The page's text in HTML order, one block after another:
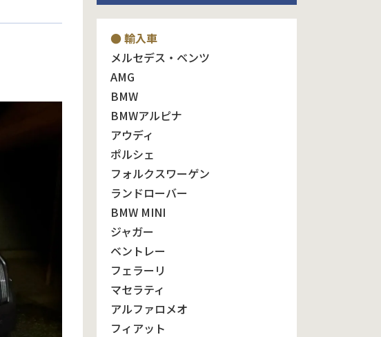
● 輸入車
メルセデス・ベンツ
AMG
BMW
BMWアルピナ
アウディ
ポルシェ
フォルクスワーゲン
ランドローバー
BMW MINI
ジャガー
ベントレー
フェラーリ
マセラティ
アルファロメオ
フィアット